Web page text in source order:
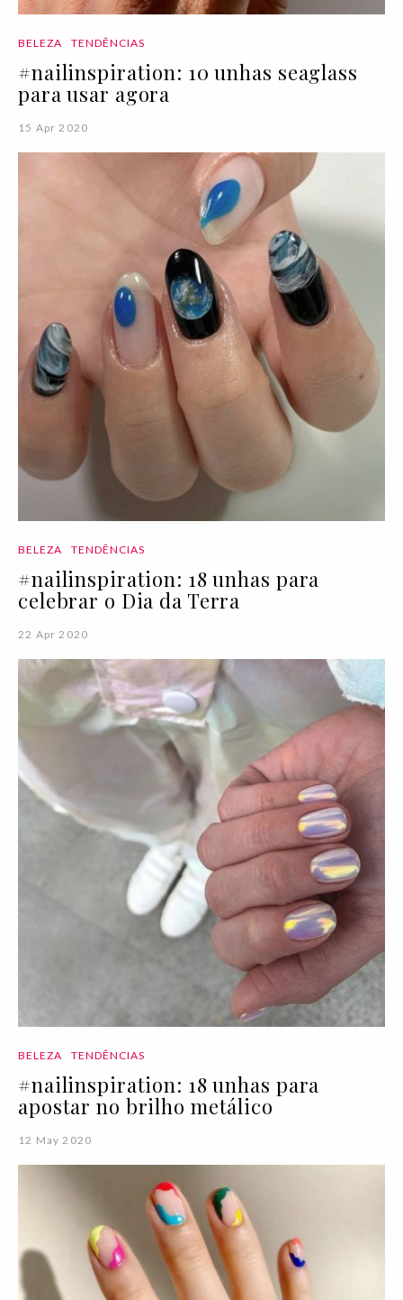
BELEZA TENDÊNCIAS
#nailinspiration: 10 unhas seaglass
para usar agora
15 Apr 2020
BELEZA TENDÊNCIAS
#nailinspiration: 18 unhas para
celebrar o Dia da Terra
22 Apr 2020
BELEZA TENDÊNCIAS
#nailinspiration: 18 unhas para
apostar no brilho metálico
12 May 2020